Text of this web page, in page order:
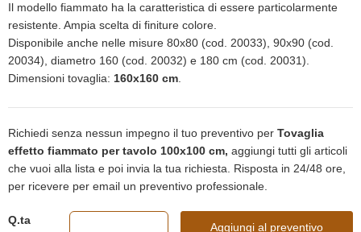
Il modello fiammato ha la caratteristica di essere particolarmente
resistente. Ampia scelta di finiture colore.
Disponibile anche nelle misure 80x80 (cod. 20033), 90x90 (cod.
20034), diametro 160 (cod. 20032) e 180 cm (cod. 20031).
Dimensioni tovaglia: 160x160 cm.
Richiedi senza nessun impegno il tuo preventivo per Tovaglia
effetto fiammato per tavolo 100x100 cm, aggiungi tutti gli articoli
che vuoi alla lista e poi invia la tua richiesta. Risposta in 24/48 ore,
per ricevere per email un preventivo professionale.
Q.ta
Aggiungi al preventivo